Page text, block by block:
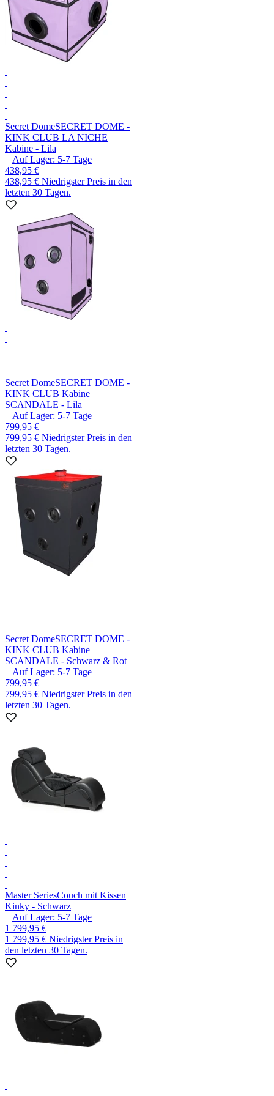
Secret DomeSECRET DOME -
KINK CLUB LA NICHE
Kabine - Lila
Auf Lager: 5-7 Tage
438,95 €
438,95 € Niedrigster Preis in den
letzten 30 Tagen.
Secret DomeSECRET DOME -
KINK CLUB Kabine
SCANDALE - Lila
Auf Lager: 5-7 Tage
799,95 €
799,95 € Niedrigster Preis in den
letzten 30 Tagen.
Secret DomeSECRET DOME -
KINK CLUB Kabine
SCANDALE - Schwarz & Rot
Auf Lager: 5-7 Tage
799,95 €
799,95 € Niedrigster Preis in den
letzten 30 Tagen.
Master SeriesCouch mit Kissen
Kinky - Schwarz
Auf Lager: 5-7 Tage
1 799,95 €
1 799,95 € Niedrigster Preis in
den letzten 30 Tagen.